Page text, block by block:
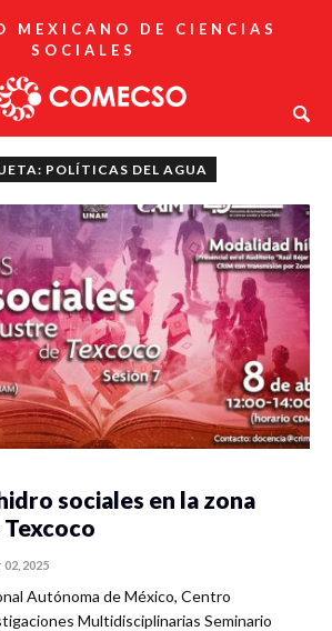
MEXICANO DE CIENCIAS
SOCIALES
POLÍTICAS DEL AGUA
sociales en la zona
2025
Autónoma de México, Centro
Multidisciplinarias Seminario